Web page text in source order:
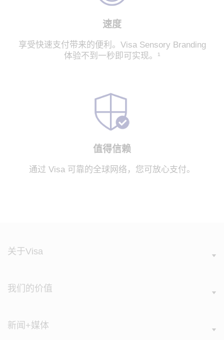
速度
享受快速支付带来的便利。Visa Sensory Branding
体验不到一秒即可实现。¹
值得信赖
通过 Visa 可靠的全球网络，您可放心支付。
关于Visa
我们的价值
新闻+媒体